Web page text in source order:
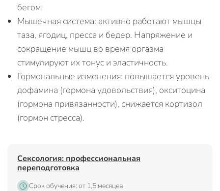
бегом.
Мышечная система: активно работают мышцы
таза, ягодиц, пресса и бедер. Напряжение и
сокращение мышц во время оргазма
стимулируют их тонус и эластичность.
Гормональные изменения: повышается уровень
дофамина (гормона удовольствия), окситоцина
(гормона привязанности), снижается кортизол
(гормон стресса).
Сексология: профессиональная
переподготовка
Срок обучения: от 1,5 месяцев